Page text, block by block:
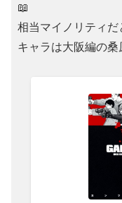
📖
相当マイノリティ
キャラは大阪編の桑